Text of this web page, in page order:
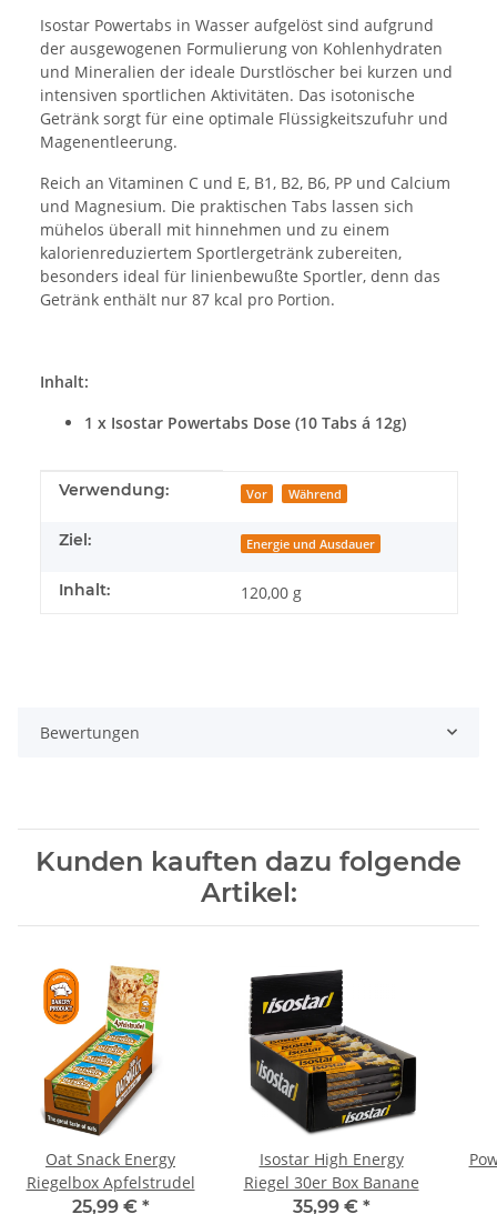
Isostar Powertabs in Wasser aufgelöst sind aufgrund
der ausgewogenen Formulierung von Kohlenhydraten
und Mineralien der ideale Durstlöscher bei kurzen und
intensiven sportlichen Aktivitäten. Das isotonische
Getränk sorgt für eine optimale Flüssigkeitszufuhr und
Magenentleerung.
Reich an Vitaminen C und E, B1, B2, B6, PP und Calcium
und Magnesium. Die praktischen Tabs lassen sich
mühelos überall mit hinnehmen und zu einem
kalorienreduziertem Sportlergetränk zubereiten,
besonders ideal für linienbewußte Sportler, denn das
Getränk enthält nur 87 kcal pro Portion.
Inhalt:
1 x Isostar Powertabs Dose (10 Tabs á 12g)
Produkteigenschaft
Wert
Verwendung: Vor Während
Ziel: Energie und Ausdauer
Inhalt: 120,00 g
Bewertungen
Kunden kauften dazu folgende
Artikel:
Oat Snack Energy
Riegelbox Apfelstrudel
25,99 € *
Isostar High Energy
Riegel 30er Box Banane
35,99 € *